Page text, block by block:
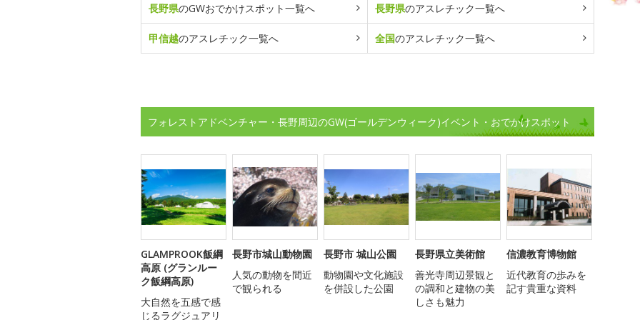
長野県のGWおでかけスポット一覧へ 長野県のアスレチック一覧へ
甲信越のアスレチック一覧へ 全国のアスレチック一覧へ
フォレストアドベンチャー・長野周辺のGW(ゴールデンウィーク)イベント・おでかけスポット
GLAMPROOK飯綱
高原 (グランルー
ク飯綱高原)
大自然を五感で感
じるラグジュアリ
長野市城山動物園
人気の動物を間近
で観られる
長野市 城山公園
動物園や文化施設
を併設した公園
長野県立美術館
善光寺周辺景観と
の調和と建物の美
しさも魅力
信濃教育博物館
近代教育の歩みを
記す貴重な資料